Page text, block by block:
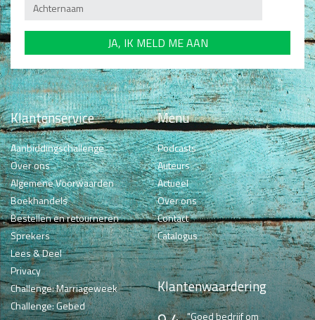
Klantenservice
Aanbiddingschallenge
Over ons
Algemene Voorwaarden
Boekhandels
Bestellen en retourneren
Sprekers
Lees & Deel
Privacy
Challenge: Marriageweek
Challenge: Gebed
Menu
Podcasts
Auteurs
Actueel
Over ons
Contact
Catalogus
Klantenwaardering
"Goed bedrijf om